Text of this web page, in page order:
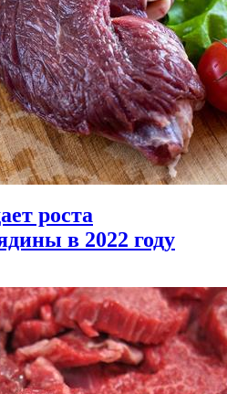
роста
в 2022 году